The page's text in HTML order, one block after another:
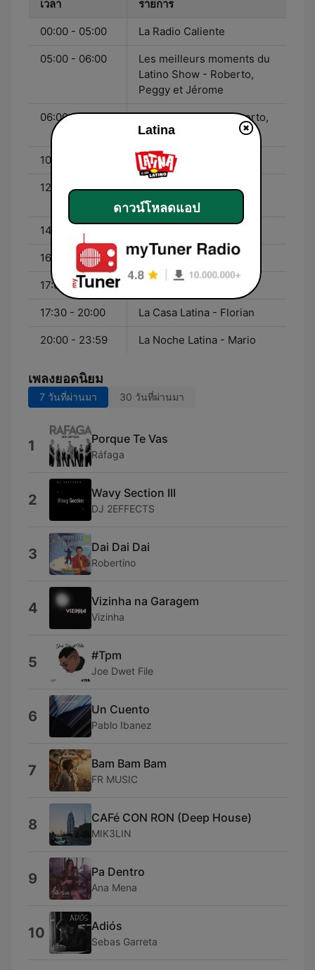
เวลา รายการ
00:00 - 05:00 La Radio Caliente
05:00 - 06:00
Les meilleurs moments du
Latino Show - Roberto,
Peggy et Jérome
06:00 - 10:00
Le Latino Show - Roberto,
Peggy et Jérome
10:00 - 12:00 Hemelyne - Hemelyne
12:00 - 14:00
La Pause Latina -
Hemelyne et Ludo
14:00 - 16:00
16:00 - 20:00 Florian - Florian
17:00 - 17:30 Hot Latina - Florian
17:30 - 20:00 La Casa Latina - Florian
20:00 - 23:59 La Noche Latina - Mario
เพลงยอดนิยม
7 วันที่ผ่านมา 30 วันที่ผ่านมา
1 Porque Te Vas
Ráfaga
2 Wavy Section III
DJ 2EFFECTS
3 Dai Dai Dai
Robertino
4 Vizinha na Garagem
Vizinha
5 #Tpm
Joe Dwet File
6 Un Cuento
Pablo Ibanez
7 Bam Bam Bam
FR MUSIC
8 CAFé CON RON (Deep House)
MIK3LIN
9 Pa Dentro
Ana Mena
10 Adiós
Sebas Garreta
Latina
ดาวน์โหลดแอป